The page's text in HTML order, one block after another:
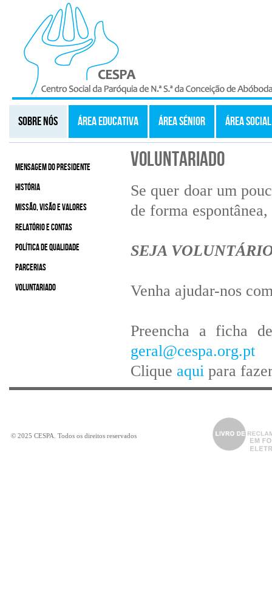
SOBRE NÓS ÁREA EDUCATIVA ÁREA SÉNIOR ÁREA SOCIAL
MENSAGEM DO PRESIDENTE
HISTÓRIA
MISSÃO, VISÃO E VALORES
RELATÓRIO E CONTAS
POLÍTICA DE QUALIDADE
PARCERIAS
VOLUNTARIADO
Voluntariado
Se quer doar um
de forma
SEJA
Venha ajudar-nos
Preencha a ficha
geral@cespa.org.pt
Clique aqui para
© 2025 CESPA . Todos os direitos reservados